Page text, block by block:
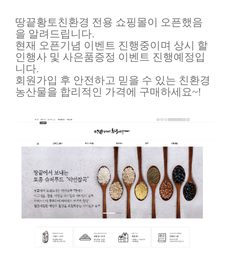
땅끝황토친환경 전용 쇼핑몰이 오픈했음
을 알려드립니다.
현재 오픈기념 이벤트 진행중이며 상시 할
인행사 및 사은품증정 이벤트 진행예정입
니다.
회원가입 후 안전하고 믿을 수 있는 친환경
농산물을 합리적인 가격에 구매하세요~!